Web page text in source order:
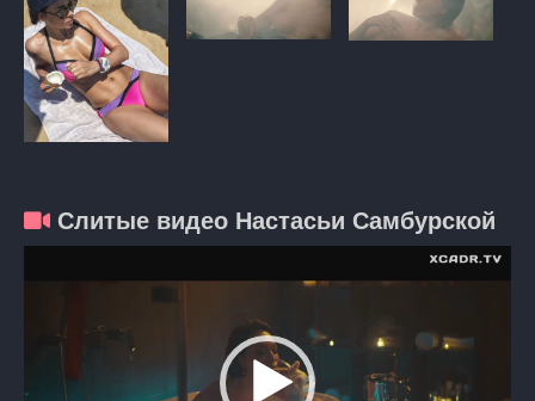
Слитые видео Настасьи Самбурской